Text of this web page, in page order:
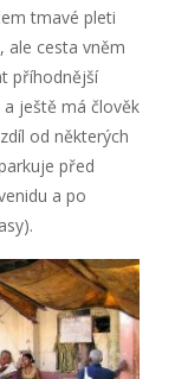
tmavé pleti
ale cesta vněm
příhodnější
a ještě má člověk
od některých
před
a po